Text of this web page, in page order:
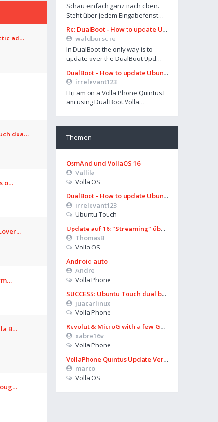
Schau einfach ganz nach oben.
Steht über jedem Eingabefenst…
Re: DualBoot - How to update Ubuntu
waldbursche
In DualBoot the only way is to
update over the DualBoot Upd…
DualBoot - How to update Ubuntu
irrelevant123
Hi,i am on a Volla Phone Quintus.I
am using Dual Boot.Volla…
Themen
OsmAnd und VollaOS 16
Vallila
Volla OS
DualBoot - How to update Ubuntu
irrelevant123
Ubuntu Touch
Update auf 16: "Streaming" über Mobilfunk geht nicht mehr
ThomasB
Volla OS
Android auto
Andre
Volla Phone
SUCCESS: Ubuntu Touch dual boot works again on Volla OS 16 (Boot Manager)
juacarlinux
Volla Phone
Revolut & MicroG with a few Google apps, more
xabre16v
Volla Phone
VollaPhone Quintus Update Version 16.0 wird nicht angezeigt
marco
Volla OS
ad…
dua…
o…
B…